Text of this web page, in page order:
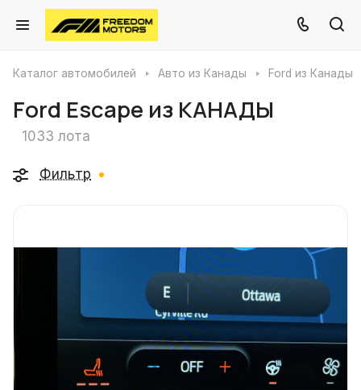
Каталог автомобилей Авто из Канады Ford из Канады
Ford Escape из КАНАДЫ
1033 лота
Фильтр